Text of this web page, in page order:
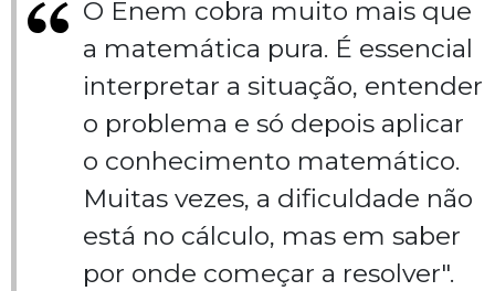
O Enem cobra muito mais que
a matemática pura. É essencial
interpretar a situação, entender
o problema e só depois aplicar
o conhecimento matemático.
Muitas vezes, a dificuldade não
está no cálculo, mas em saber
por onde começar a resolver".